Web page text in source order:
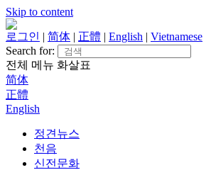
Skip to content
로그인 | 简体 | 正體 | English | Vietnamese
Search for:
전체 메뉴 화살표
简体
正體
English
정견뉴스
천음
신전문화